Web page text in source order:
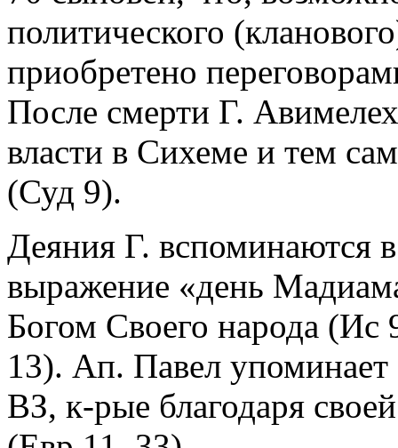
политического
приобретено
После смерти Г.
власти в Сихеме и тем
(Суд 9).
Деяния Г. вспоминаются
выражение «день
Богом Своего народа
13). Ап. Павел
ВЗ, к-рые благодаря